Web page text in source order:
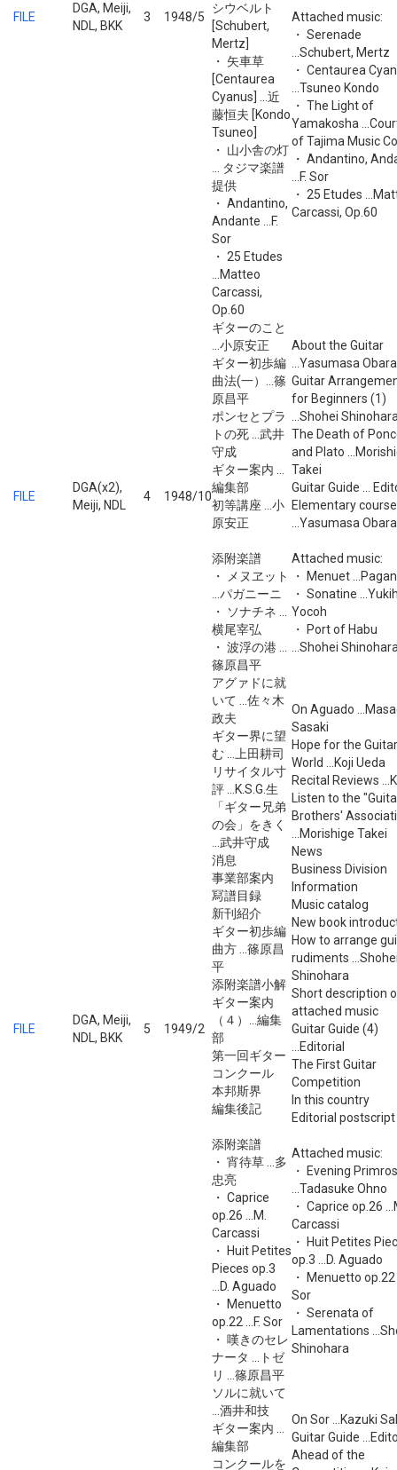
FILE
DGA, Meiji,
NDL, BKK
3 1948/5
シウベルト
[Schubert,
Mertz]
・ 矢車草
[Centaurea
Cyanus] ...近
藤恒夫 [Kondo
Tsuneo]
・ 山小舎の灯
... タジマ楽譜
提供
・ Andantino,
Andante ...F.
Sor
・ 25 Etudes
...Matteo
Carcassi,
Op.60
Attached music:
・ Serenade
...Schubert, Mertz
・ Centaurea
...Tsuneo Kondo
・ The Light of
Yamakosha
of Tajima Music
・ Andantino,
...F. Sor
・ 25 Etudes
Carcassi, Op.60
FILE
DGA(x2),
Meiji, NDL
4 1948/10
ギターのこと
...小原安正
ギター初歩編
曲法(一）...篠
原昌平
ポンセとプラ
トの死 ...武井
守成
ギター案内 ...
編集部
初等講座 ...小
原安正
添附楽譜
・ メヌヱット
...パガニーニ
・ ソナチネ ...
横尾宰弘
・ 波浮の港 ...
篠原昌平
About the Guitar
...Yasumasa Obara
Guitar
for Beginners (1)
...Shohei
The Death of
and Plato
Takei
Guitar Guide ...
Elementary course
...Yasumasa Obara
Attached music:
・ Menuet
・ Sonatine
Yocoh
・ Port of Habu
...Shohei
FILE
DGA, Meiji,
NDL, BKK
5 1949/2
アグァドに就
いて ...佐々木
政夫
ギター界に望
む ...上田耕司
リサイタル寸
評 ...K.S.G.生
「ギター兄弟
の会」をきく
...武井守成
消息
事業部案内
冩譜目録
新刊紹介
ギター初歩編
曲方 ...篠原昌
平
添附楽譜小解
ギター案内
（４）...編集
部
第一回ギター
コンクール
本邦斯界
編集後記
添附楽譜
・ 宵待草 ...多
忠亮
・ Caprice
op.26 ...M.
Carcassi
・ Huit Petites
Pieces op.3
...D. Aguado
・ Menuetto
op.22 ...F. Sor
・ 嘆きのセレ
ナータ ...トゼ
リ ...篠原昌平
On Aguado
Sasaki
Hope for the Guitar
World ...Koji Ueda
Recital Reviews
Listen to the
Brothers'
...Morishige Takei
News
Business Division
Information
Music catalog
New book
How to arrange
rudiments
Shinohara
Short description
attached music
Guitar Guide (4)
...Editorial
The First Guitar
Competition
In this country
Editorial postscript
Attached music:
・ Evening
...Tadasuke Ohno
・ Caprice op.26
Carcassi
・ Huit Petites
op.3 ...D. Aguado
・ Menuetto op.22
Sor
・ Serenata of
Lamentations
Shinohara
ソルに就いて
...酒井和技
ギター案内 ...
編集部
コンクールを
On Sor ...Kazuki
Guitar Guide
Ahead of the